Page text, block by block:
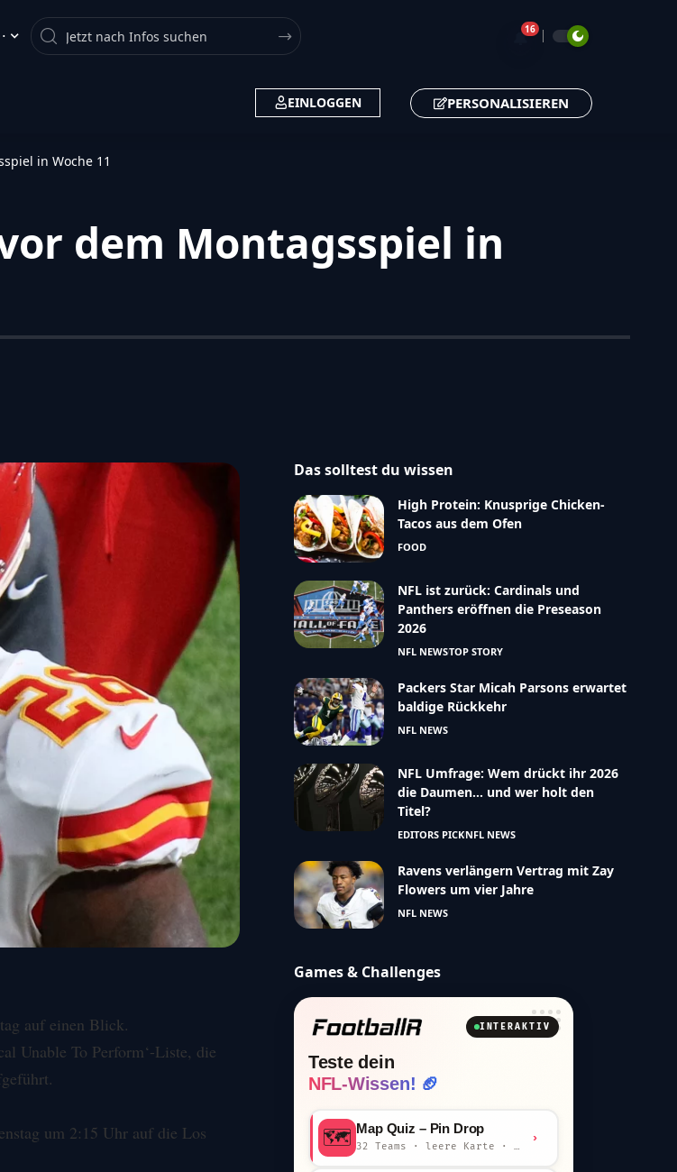
Search 🔔16
EINLOGGEN PERSONALISIEREN
in Woche 11
dem Montagsspiel in
auf einen Blick.
Unable To Perform‘-Liste, die
um 2:15 Uhr auf die Los
Das solltest du wissen
High Protein: Knusprige Chicken-
Tacos aus dem Ofen
FOOD
NFL ist zurück: Cardinals und
Panthers eröffnen die Preseason
2026
NFL NEWSTOP STORY
Packers Star Micah Parsons erwartet
baldige Rückkehr
NFL NEWS
NFL Umfrage: Wem drückt ihr 2026
die Daumen… und wer holt den
Titel?
EDITORS PICKNFL NEWS
Ravens verlängern Vertrag mit Zay
Flowers um vier Jahre
NFL NEWS
Games & Challenges
INTERAKTIV
Teste dein
NFL-Wissen! 🏈
🗺️ Map Quiz – Pin Drop
32 Teams · leere Karte · km-Wertung
›